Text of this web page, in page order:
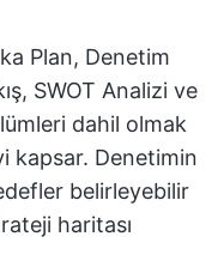
Plan, Denetim
SWOT Analizi ve
dahil olmak
kapsar. Denetimin
belirleyebilir
haritası